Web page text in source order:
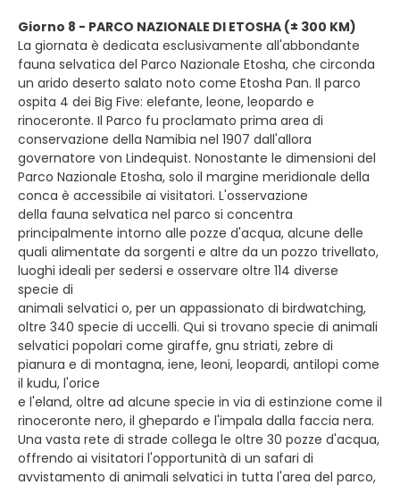
Giorno 8 - PARCO NAZIONALE DI ETOSHA (± 300 KM)
La giornata è dedicata esclusivamente all'abbondante
fauna selvatica del Parco Nazionale Etosha, che circonda
un arido deserto salato noto come Etosha Pan. Il parco
ospita 4 dei Big Five: elefante, leone, leopardo e
rinoceronte. Il Parco fu proclamato prima area di
conservazione della Namibia nel 1907 dall'allora
governatore von Lindequist. Nonostante le dimensioni del
Parco Nazionale Etosha, solo il margine meridionale della
conca è accessibile ai visitatori. L'osservazione
della fauna selvatica nel parco si concentra
principalmente intorno alle pozze d'acqua, alcune delle
quali alimentate da sorgenti e altre da un pozzo trivellato,
luoghi ideali per sedersi e osservare oltre 114 diverse
specie di
animali selvatici o, per un appassionato di birdwatching,
oltre 340 specie di uccelli. Qui si trovano specie di animali
selvatici popolari come giraffe, gnu striati, zebre di
pianura e di montagna, iene, leoni, leopardi, antilopi come
il kudu, l'orice
e l'eland, oltre ad alcune specie in via di estinzione come il
rinoceronte nero, il ghepardo e l'impala dalla faccia nera.
Una vasta rete di strade collega le oltre 30 pozze d'acqua,
offrendo ai visitatori l'opportunità di un safari di
avvistamento di animali selvatici in tutta l'area del parco,